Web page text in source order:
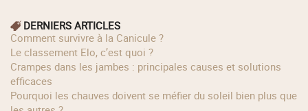
DERNIERS ARTICLES
Comment survivre à la Canicule ?
Le classement Elo, c’est quoi ?
Crampes dans les jambes : principales causes et solutions
efficaces
Pourquoi les chauves doivent se méfier du soleil bien plus que